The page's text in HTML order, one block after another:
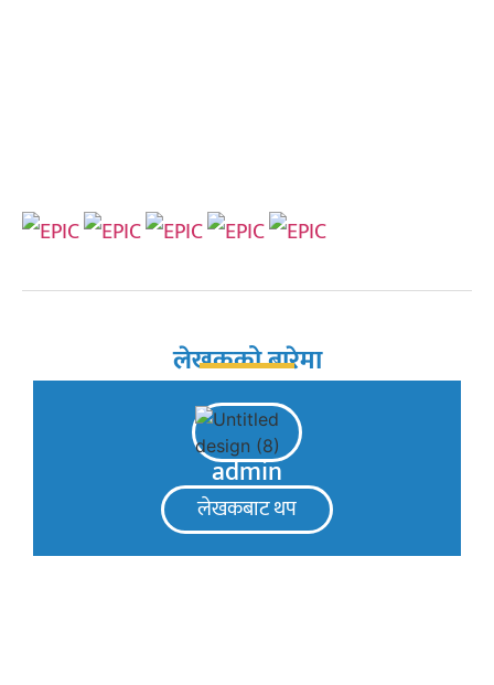
लेखकको बारेमा
admin
लेखकबाट थप